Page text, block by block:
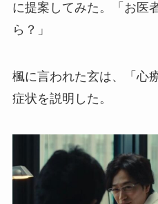
に提案してみた。「お医
ら？」
楓に言われた玄は、「心
症状を説明した。